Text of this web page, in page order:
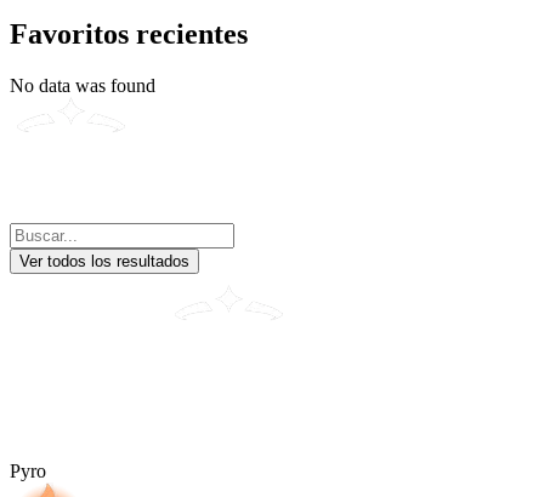
Favoritos recientes
No data was found
Ver todos los resultados
Pyro